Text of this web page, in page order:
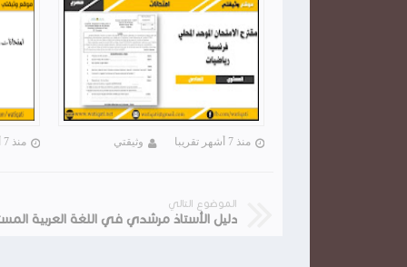
منذ 7 أشهر تقريبا منذ 7 أشهر تقريبا وثيقتي
الموضوع التالي